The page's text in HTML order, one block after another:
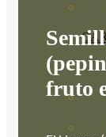
fruto